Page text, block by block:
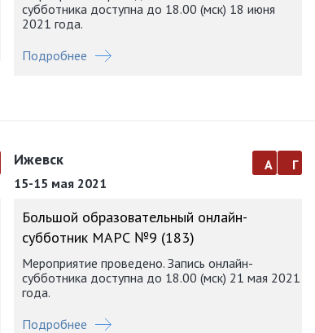
субботника доступна до 18.00 (мск) 18 июня
2021 года.
Подробнее
Ижевск
15-15 мая 2021
а г
Большой образовательный онлайн-
субботник МАРС №9 (183)
Мероприятие проведено. Запись онлайн-
субботника доступна до 18.00 (мск) 21 мая 2021
года.
Подробнее